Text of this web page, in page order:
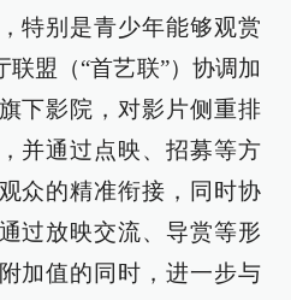
特别是青少年能够观赏
盟（“首艺联”）协调加
下影院，对影片侧重排
并通过点映、招募等方
众的精准衔接，同时协
过放映交流、导赏等形
加值的同时，进一步与